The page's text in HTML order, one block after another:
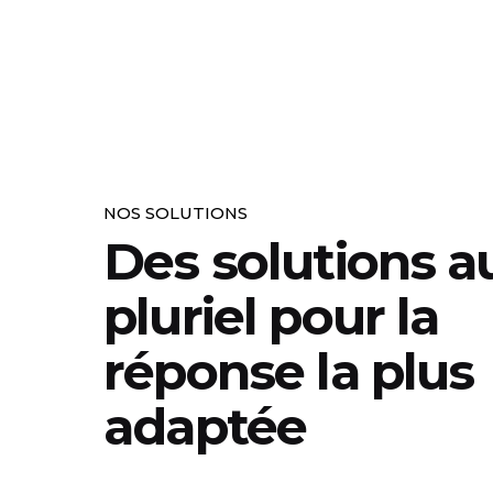
NOS SOLUTIONS
Des solutions
pluriel pour la
réponse la plus
adaptée